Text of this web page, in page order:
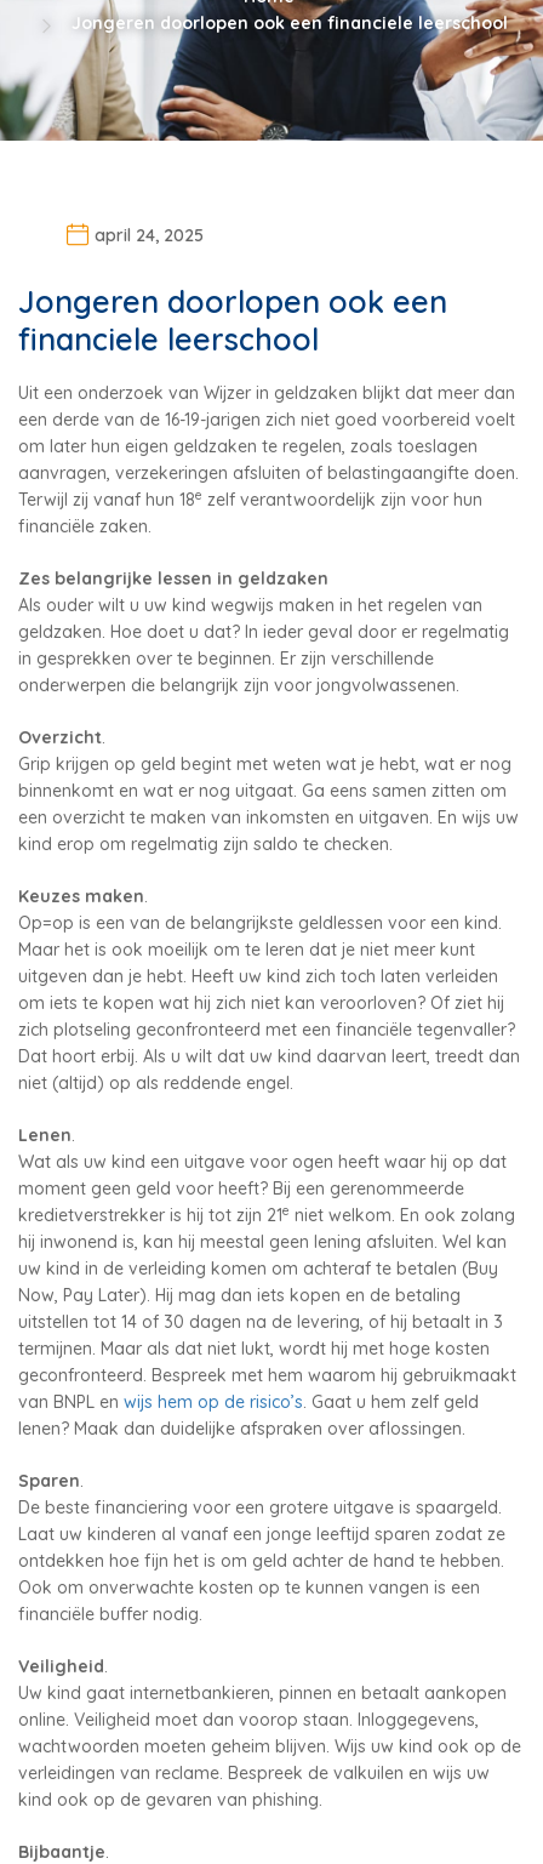
Jongeren doorlopen ook een financiele leerschool
april 24, 2025
Jongeren doorlopen ook een
financiele leerschool
Uit een onderzoek van Wijzer in geldzaken blijkt dat meer dan
een derde van de 16-19-jarigen zich niet goed voorbereid voelt
om later hun eigen geldzaken te regelen, zoals toeslagen
aanvragen, verzekeringen afsluiten of belastingaangifte doen.
Terwijl zij vanaf hun 18e zelf verantwoordelijk zijn voor hun
financiële zaken.
Zes belangrijke lessen in geldzaken
Als ouder wilt u uw kind wegwijs maken in het regelen van
geldzaken. Hoe doet u dat? In ieder geval door er regelmatig
in gesprekken over te beginnen. Er zijn verschillende
onderwerpen die belangrijk zijn voor jongvolwassenen.
Overzicht.
Grip krijgen op geld begint met weten wat je hebt, wat er nog
binnenkomt en wat er nog uitgaat. Ga eens samen zitten om
een overzicht te maken van inkomsten en uitgaven. En wijs uw
kind erop om regelmatig zijn saldo te checken.
Keuzes maken.
Op=op is een van de belangrijkste geldlessen voor een kind.
Maar het is ook moeilijk om te leren dat je niet meer kunt
uitgeven dan je hebt. Heeft uw kind zich toch laten verleiden
om iets te kopen wat hij zich niet kan veroorloven? Of ziet hij
zich plotseling geconfronteerd met een financiële tegenvaller?
Dat hoort erbij. Als u wilt dat uw kind daarvan leert, treedt dan
niet (altijd) op als reddende engel.
Lenen.
Wat als uw kind een uitgave voor ogen heeft waar hij op dat
moment geen geld voor heeft? Bij een gerenommeerde
kredietverstrekker is hij tot zijn 21e niet welkom. En ook zolang
hij inwonend is, kan hij meestal geen lening afsluiten. Wel kan
uw kind in de verleiding komen om achteraf te betalen (Buy
Now, Pay Later). Hij mag dan iets kopen en de betaling
uitstellen tot 14 of 30 dagen na de levering, of hij betaalt in 3
termijnen. Maar als dat niet lukt, wordt hij met hoge kosten
geconfronteerd. Bespreek met hem waarom hij gebruikmaakt
van BNPL en wijs hem op de risico’s. Gaat u hem zelf geld
lenen? Maak dan duidelijke afspraken over aflossingen.
Sparen.
De beste financiering voor een grotere uitgave is spaargeld.
Laat uw kinderen al vanaf een jonge leeftijd sparen zodat ze
ontdekken hoe fijn het is om geld achter de hand te hebben.
Ook om onverwachte kosten op te kunnen vangen is een
financiële buffer nodig.
Veiligheid.
Uw kind gaat internetbankieren, pinnen en betaalt aankopen
online. Veiligheid moet dan voorop staan. Inloggegevens,
wachtwoorden moeten geheim blijven. Wijs uw kind ook op de
verleidingen van reclame. Bespreek de valkuilen en wijs uw
kind ook op de gevaren van phishing.
Bijbaantje.